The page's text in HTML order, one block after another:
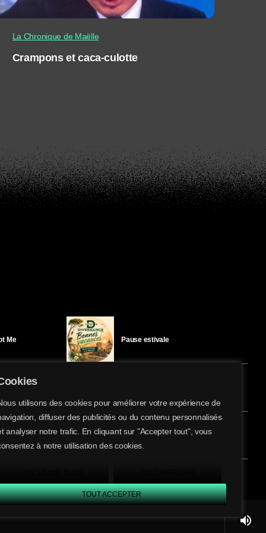
utilisons des cookies pour améliorer votre expérience de
diffuser des publicités ou du contenu personnalisés
analyser notre trafic. En cliquant sur "Accepter tout", vous
à notre utilisation des cookies.
TOUT ACCEPTER
volume_up
share
email
La Chronique de Maëlle
Crampons et caca-culotte
Me
Bay
Pause estivale
Ici l’Ombre – mardi 28 juillet